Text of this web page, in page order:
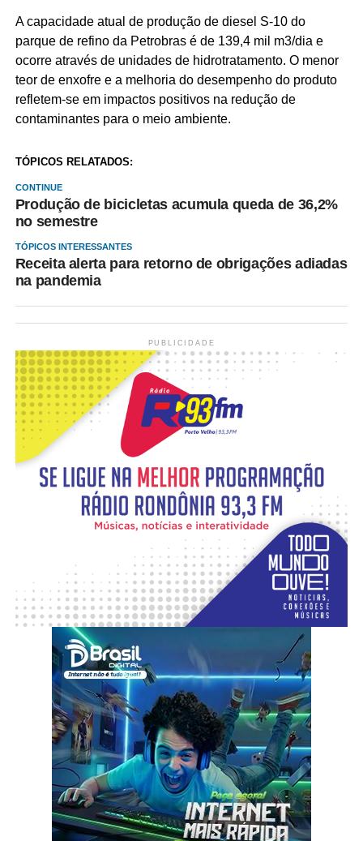
A capacidade atual de produção de diesel S-10 do
parque de refino da Petrobras é de 139,4 mil m3/dia e
ocorre através de unidades de hidrotratamento. O menor
teor de enxofre e a melhoria do desempenho do produto
refletem-se em impactos positivos na redução de
contaminantes para o meio ambiente.
TÓPICOS RELATADOS:
CONTINUE
Produção de bicicletas acumula queda de 36,2%
no semestre
TÓPICOS INTERESSANTES
Receita alerta para retorno de obrigações adiadas
na pandemia
PUBLICIDADE